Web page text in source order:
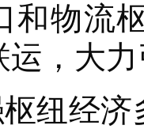
和物流
运，大
经济